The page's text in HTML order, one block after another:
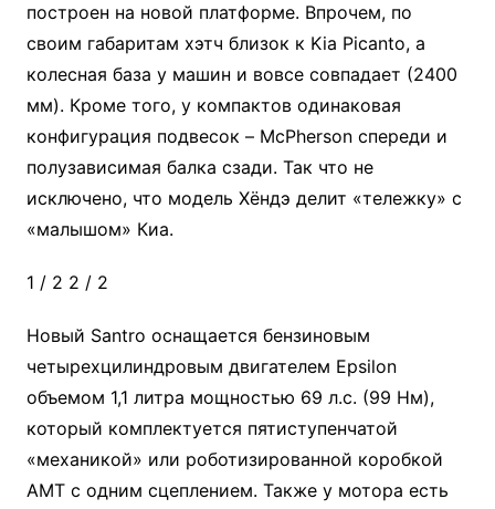
построен на новой платформе. Впрочем, по
своим габаритам хэтч близок к Kia Picanto, а
колесная база у машин и вовсе совпадает (2400
мм). Кроме того, у компактов одинаковая
конфигурация подвесок – McPherson спереди и
полузависимая балка сзади. Так что не
исключено, что модель Хёндэ делит «тележку» с
«малышом» Киа.
1 / 2 2 / 2
Новый Santro оснащается бензиновым
четырехцилиндровым двигателем Epsilon
объемом 1,1 литра мощностью 69 л.с. (99 Нм),
который комплектуется пятиступенчатой
«механикой» или роботизированной коробкой
АМТ с одним сцеплением. Также у мотора есть